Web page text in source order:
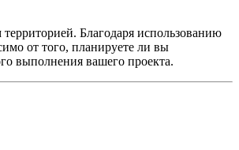
Благодаря использованию
от того, планируете ли вы
выполнения вашего проекта.